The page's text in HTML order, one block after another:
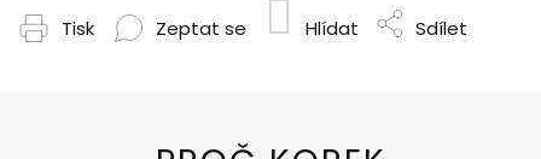
Tisk Zeptat se Hlídat Sdílet